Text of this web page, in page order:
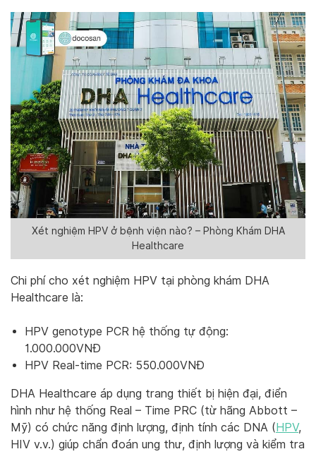
Xét nghiệm HPV ở bệnh viện nào? – Phòng Khám DHA
Healthcare
Chi phí cho xét nghiệm HPV tại phòng khám DHA
Healthcare là:
HPV genotype PCR hệ thống tự động:
1.000.000VNĐ
HPV Real-time PCR: 550.000VNĐ
DHA Healthcare áp dụng trang thiết bị hiện đại, điển
hình như hệ thống Real – Time PRC (từ hãng Abbott –
Mỹ) có chức năng định lượng, định tính các DNA ( HPV,
HIV v.v.) giúp chẩn đoán ung thư, định lượng và kiểm tra